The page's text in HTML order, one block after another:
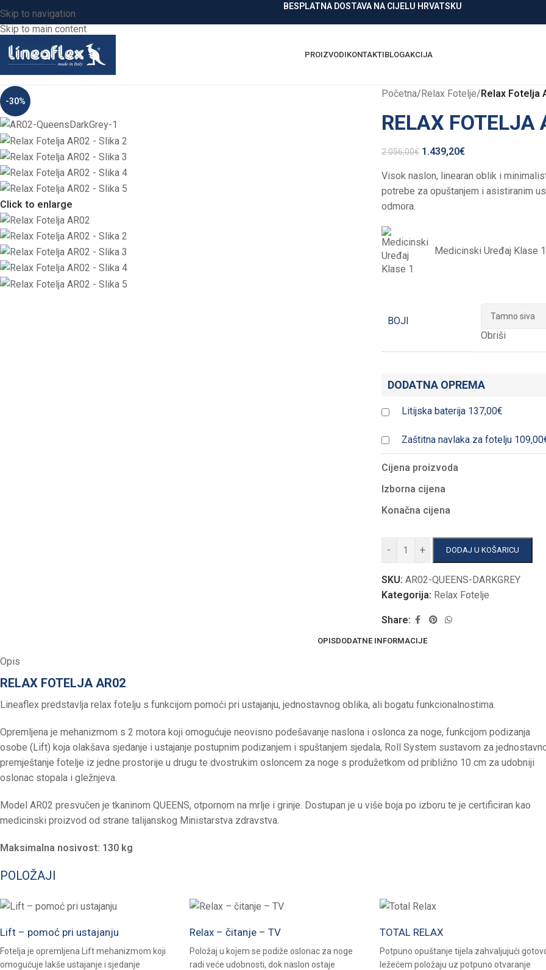
Skip to navigation
Skip to main content
BESPLATNA DOSTAVA NA CIJELU HRVATSKU
PROIZVODIKONTAKTIBLOGAKCIJA
-30%
Click to enlarge
Početna/Relax Fotelje/Relax Fotelja
RELAX FOTELJA
2.056,00€ 1.439,20€
Visok naslon, linearan oblik i
potrebe za opuštanjem i asistiranim
odmora.
Medicinski Uređaj Klase 1
BOJI
Obriši
DODATNA OPREMA
Litijska baterija137,00€
Zaštitna navlaka za fotelju
Cijena proizvoda
Izborna cijena
Konačna cijena
- + DODAJ U KOŠARICU
SKU: AR02-QUEENS-DARKGREY
Kategorija: Relax Fotelje
Share:
OPISDODATNE INFORMACIJE
Opis
RELAX FOTELJA AR02
Lineaflex predstavlja relax fotelju s funkcijom pomoći pri ustajanju, jednostavnog oblika, ali bogatu funkcionalnostima.
Opremljena je mehanizmom s 2 motora koji omogućuje neovisno podešavanje naslona i oslonca za noge, funkcijom podizanja
osobe (Lift) koja olakšava sjedanje i ustajanje postupnim podizanjem i spuštanjem sjedala, Roll System sustavom za
premještanje fotelje iz jedne prostorije u drugu te dvostrukim osloncem za noge s produžetkom od približno 10 cm za udobniji
oslonac stopala i gležnjeva.
Model AR02 presvučen je tkaninom QUEENS, otpornom na mrlje i grinje. Dostupan je u više boja po izboru te je certificiran kao
medicinski proizvod od strane talijanskog Ministarstva zdravstva.
Maksimalna nosivost: 130 kg
POLOŽAJI
Lift – pomoć pri ustajanju
Fotelja je opremljena Lift mehanizmom koji
omogućuje lakše ustajanje i sjedanje
Relax – čitanje – TV
Položaj u kojem se podiže oslonac za noge
radi veće udobnosti, dok naslon ostaje
TOTAL RELAX
Potpuno opuštanje tijela zahvaljujući
ležećem položaju uz potpuno otvaranje